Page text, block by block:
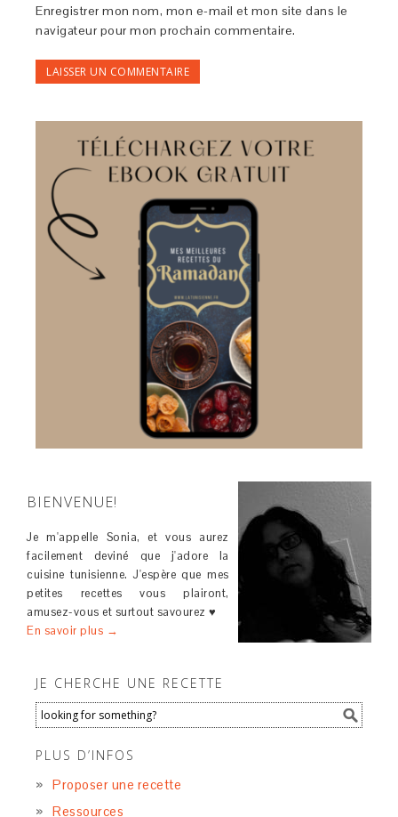
Enregistrer mon nom, mon e-mail et mon site dans le
navigateur pour mon prochain commentaire.
BIENVENUE!
Je m'appelle Sonia, et vous aurez
facilement deviné que j'adore la
cuisine tunisienne. J'espère que mes
petites recettes vous plairont,
amusez-vous et surtout savourez ♥
En savoir plus →
JE CHERCHE UNE RECETTE
PLUS D’INFOS
Proposer une recette
Ressources